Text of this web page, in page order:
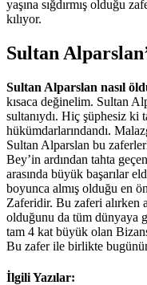
yaşına sığdırmış olduğu
kılıyor.
Sultan
Sultan Alparslan nasıl
kısaca değinelim. Sultan
sultanıydı. Hiç şüphesiz
hükümdarlarındandı.
Sultan Alparslan bu
Bey’in ardından tahta
arasında büyük başarılar
boyunca almış olduğu en
Zaferidir. Bu zaferi alırken
olduğunu da tüm dünyaya
tam 4 kat büyük olan
Bu zafer ile birlikte
İlgili Yazılar: